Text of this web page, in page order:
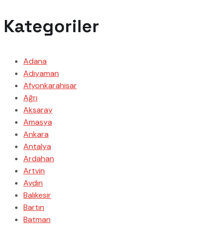
Kategoriler
Adana
Adıyaman
Afyonkarahisar
Ağrı
Aksaray
Amasya
Ankara
Antalya
Ardahan
Artvin
Aydın
Balıkesir
Bartın
Batman